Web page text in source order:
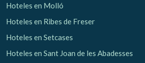
Hoteles en Molló
Hoteles en Ribes de Freser
Hoteles en Setcases
Hoteles en Sant Joan de les Abadesses